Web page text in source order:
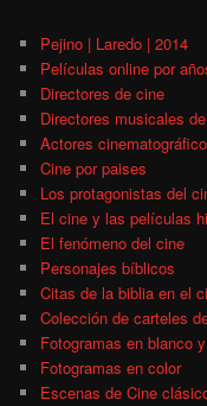
Pejino | Laredo | 2014
Películas online por
Directores de cine
Directores musicales
Actores
Cine por paises
Los protagonistas del
El cine y las películas
El fenómeno del cine
Personajes bíblicos
Citas de la biblia en el
Colección de carteles
Fotogramas en blanco
Fotogramas en color
Escenas de Cine